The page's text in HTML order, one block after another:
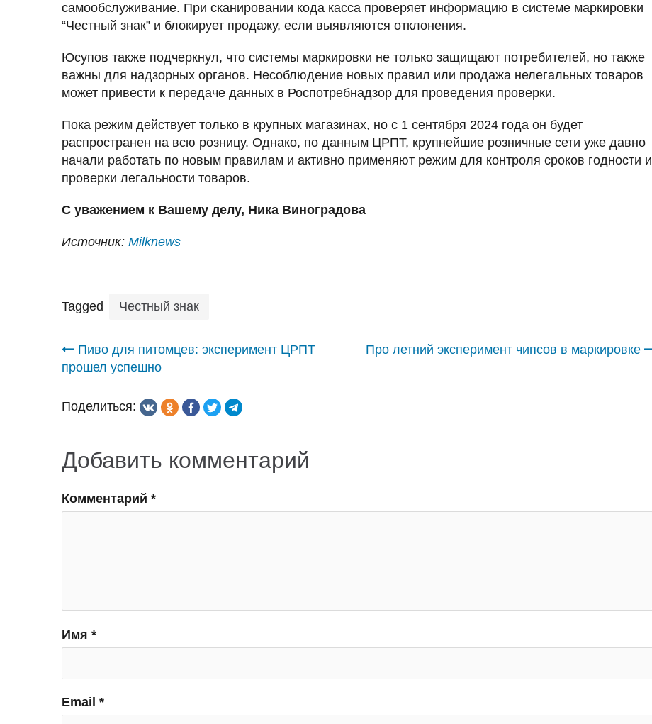
самообслуживание. При сканировании кода касса проверяет информацию в системе маркировки
“Честный знак” и блокирует продажу, если выявляются отклонения.
Юсупов также подчеркнул, что системы маркировки не только защищают потребителей, но также
важны для надзорных органов. Несоблюдение новых правил или продажа нелегальных товаров
может привести к передаче данных в Роспотребнадзор для проведения проверки.
Пока режим действует только в крупных магазинах, но с 1 сентября 2024 года он будет
распространен на всю розницу. Однако, по данным ЦРПТ, крупнейшие розничные сети уже давно
начали работать по новым правилам и активно применяют режим для контроля сроков годности и
проверки легальности товаров.
С уважением к Вашему делу, Ника Виноградова
Источник: Milknews
Tagged Честный знак
Навигация
записям
Пиво для питомцев: эксперимент ЦРПТ
прошел успешно
Про летний эксперимент чипсов в маркировке
Поделиться:
Добавить комментарий
Комментарий *
Имя *
Email *